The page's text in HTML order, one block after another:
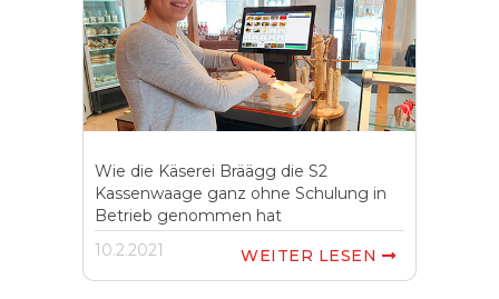
Wie die Käserei Bräägg die S2
Kassenwaage ganz ohne Schulung in
Betrieb genommen hat
10.2.2021
WEITER LESEN 